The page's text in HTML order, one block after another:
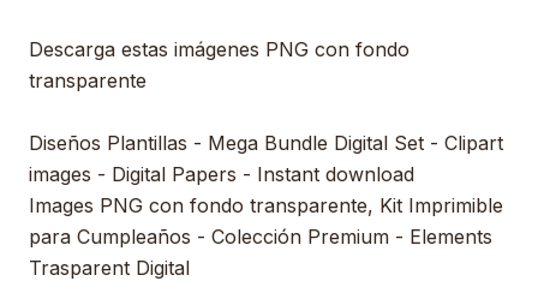
Descarga estas imágenes PNG con fondo
transparente
Diseños Plantillas - Mega Bundle Digital Set - Clipart
images - Digital Papers - Instant download
Images PNG con fondo transparente, Kit Imprimible
para Cumpleaños - Colección Premium - Elements
Trasparent Digital